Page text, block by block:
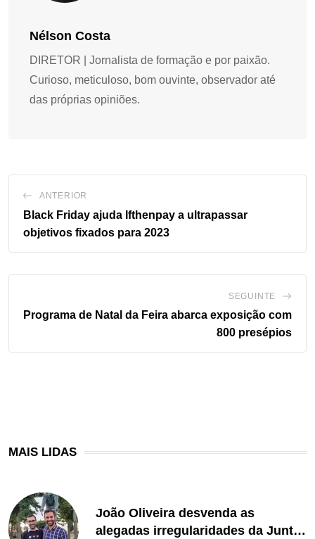
Nélson Costa
DIRETOR | Jornalista de formação e por paixão.
Curioso, meticuloso, bom ouvinte, observador até
das próprias opiniões.
ANTERIOR
Black Friday ajuda Ifthenpay a ultrapassar
objetivos fixados para 2023
SEGUINTE
Programa de Natal da Feira abarca exposição com
800 presépios
MAIS LIDAS
João Oliveira desvenda as
alegadas irregularidades da Junta